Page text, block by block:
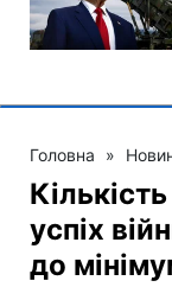
Головна »
успіх
до